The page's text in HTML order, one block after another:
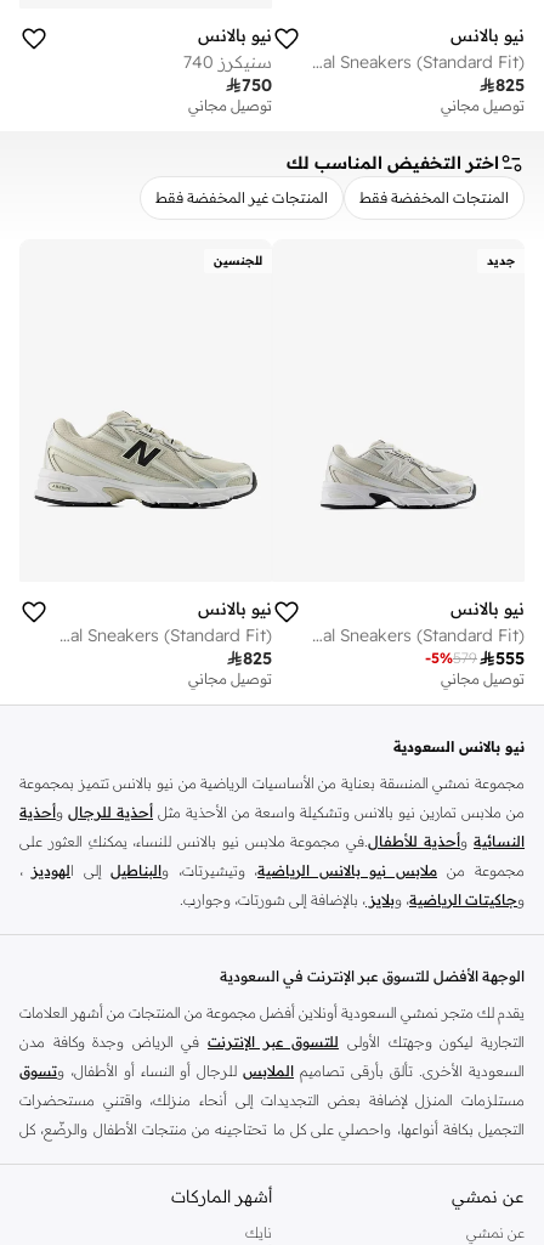
نيو بالانس
Unisex 740 casual Sneakers (Standard Fit)
825
توصيل مجاني
نيو بالانس
سنيكرز 740
750
توصيل مجاني
اختر التخفيض المناسب لك
المنتجات المخفضة فقط المنتجات غير المخفضة فقط
جديد
نيو بالانس
Kids 740 LACE casual Sneakers (Standard Fit)
555
579
-5%
توصيل مجاني
للجنسين
نيو بالانس
Unisex 740 casual Sneakers (Standard Fit)
825
توصيل مجاني
نيو بالانس السعودية
مجموعة نمشي المنسقة بعناية من الأساسيات الرياضية من نيو بالانس تتميز بمجموعة
من ملابس تمارين نيو بالانس وتشكيلة واسعة من الأحذية مثل أحذية للرجال وأحذية
النسائية وأحذية للأطفال .في مجموعة ملابس نيو بالانس للنساء، يمكنكِ العثور على
مجموعة من ملابس نيو بالانس الرياضية، وتيشيرتات، والبناطيل إلى الهوديز ،
وجاكيتات الرياضية، وبلايز ، بالإضافة إلى شورتات، وجوارب.
تسوقأزياء الرجال من نيو بالانسللملابس المناسبة للتمرين مثلالملابس الرياضية
التيشرتات
قماش وبناطيل متنوعة والجوارب و الملابس الداخلية و
ملابس نيو بلانس والأحذيةبشكل أفضل مع المناسبات الغير رسمية والرياضية وأسلوب
الحياة العادي بالإضافة إلى المناسبات المتعلقة بالركض والتدريب. تسوق أحذية تريل من
نيو بالانس للرجال لرحلتك القادمة في المشي لمسافات طويلة. اشترِأحذية للرجال
وأحذية رياضية حمراء مثل أحذية سنيكرز قصير الرقبة وكذلك أحذية نيو بالانس الخضراء
للرجال في أحذية رياضية مثل ترينرز. تعتبر ملابس وأحذية التمارين الرياضية للرجال من
نيو بالانس مثالية للحفاظ على المظهر الأنيق داخل وخارج الجيم. تسوق من أحذية نيو
بالانس الصفراء للرجال للحصول على مظهر رياضي أنيق.
تسوق من متجر نيو بالانس أونلاين في السعودية
الوجهة الأفضل للتسوق عبر الإنترنت في السعودية
يقدم لك متجر نمشي السعودية أونلاين أفضل مجموعة من المنتجات من أشهر العلامات
التجارية ليكون وجهتك الأولى للتسوق عبر الإنترنت في الرياض وجدة وكافة مدن
السعودية الأخرى. تألق بأرقى تصاميم الملابس للرجال أو النساء أو الأطفال، وتسوق
مستلزمات المنزل لإضافة بعض التجديدات إلى أنحاء منزلك، واقتني مستحضرات
التجميل بكافة أنواعها، واحصلي على كل ما تحتاجينه من منتجات الأطفال والرضّع، كل
أفضل العلامات التجارية في السعودية
يضم متجر نمشي السعودية أونلاين مجموعة ضخمة من المنتجات من أفضل العلامات
عن نمشي
عن نمشي
أشهر الماركات
نايك